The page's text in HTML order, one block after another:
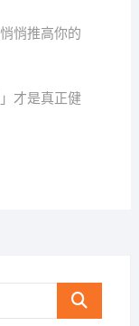
悄推高你的
才是真正健
Search